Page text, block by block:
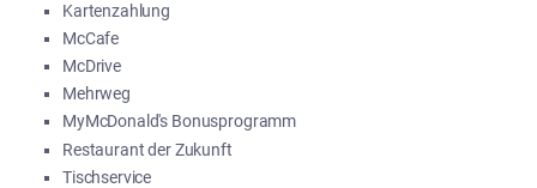
Kartenzahlung
McCafe
McDrive
Mehrweg
MyMcDonald's Bonusprogramm
Restaurant der Zukunft
Tischservice